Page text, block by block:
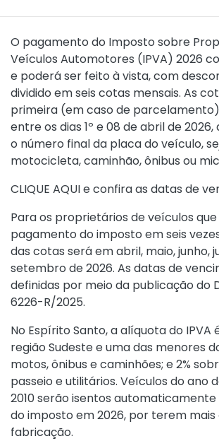
O pagamento do Imposto sobre
Veículos Automotores (IPVA) 2026
e poderá ser feito à vista, com
dividido em seis cotas mensais. As
primeira (em caso de
entre os dias 1º e 08 de abril de
o número final da placa do veículo,
motocicleta, caminhão, ônibus ou
CLIQUE AQUIe confira as datas de
Para os proprietários de veículos
pagamento do imposto em seis
das cotas será em abril, maio, junho,
setembro de 2026. As datas de
definidas por meio da publicação do
6226-R/2025.
No Espírito Santo, a alíquota do IPVA
região Sudeste e uma das menores
motos, ônibus e caminhões; e 2%
passeio e utilitários. Veículos do ano
2010 serão isentos
do imposto em 2026, por terem mais
fabricação.